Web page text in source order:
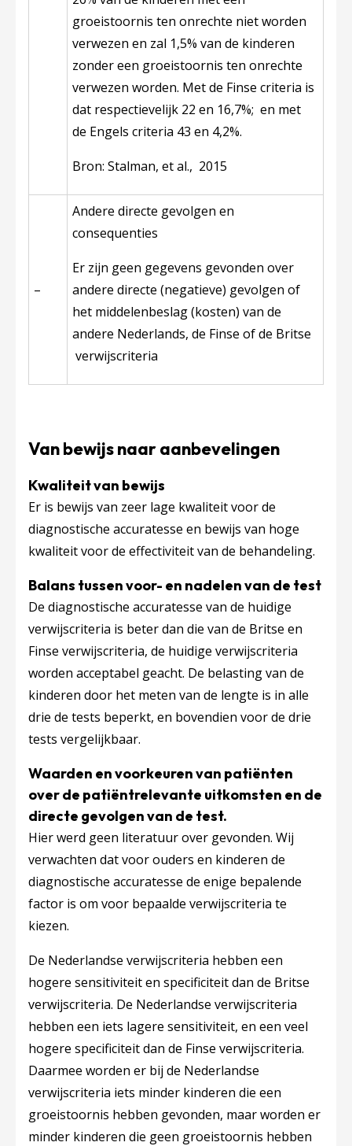
groeistoornis ten onrechte niet worden
verwezen en zal 1,5% van de kinderen
zonder een groeistoornis ten onrechte
verwezen worden. Met de Finse criteria is
dat respectievelijk 22 en 16,7%; en met
de Engels criteria 43 en 4,2%.
Bron: Stalman, et al., 2015
–
Andere directe gevolgen en
consequenties
Er zijn geen gegevens gevonden over
andere directe (negatieve) gevolgen of
het middelenbeslag (kosten) van de
andere Nederlands, de Finse of de Britse
verwijscriteria
Van bewijs naar aanbevelingen
Kwaliteit van bewijs
Er is bewijs van zeer lage kwaliteit voor de
diagnostische accuratesse en bewijs van hoge
kwaliteit voor de effectiviteit van de behandeling.
Balans tussen voor- en nadelen van de test
De diagnostische accuratesse van de huidige
verwijscriteria is beter dan die van de Britse en
Finse verwijscriteria, de huidige verwijscriteria
worden acceptabel geacht. De belasting van de
kinderen door het meten van de lengte is in alle
drie de tests beperkt, en bovendien voor de drie
tests vergelijkbaar.
Waarden en voorkeuren van patiënten
over de patiëntrelevante uitkomsten en de
directe gevolgen van de test.
Hier werd geen literatuur over gevonden. Wij
verwachten dat voor ouders en kinderen de
diagnostische accuratesse de enige bepalende
factor is om voor bepaalde verwijscriteria te
kiezen.
De Nederlandse verwijscriteria hebben een
hogere sensitiviteit en specificiteit dan de Britse
verwijscriteria. De Nederlandse verwijscriteria
hebben een iets lagere sensitiviteit, en een veel
hogere specificiteit dan de Finse verwijscriteria.
Daarmee worden er bij de Nederlandse
verwijscriteria iets minder kinderen die een
groeistoornis hebben gevonden, maar worden er
minder kinderen die geen groeistoornis hebben